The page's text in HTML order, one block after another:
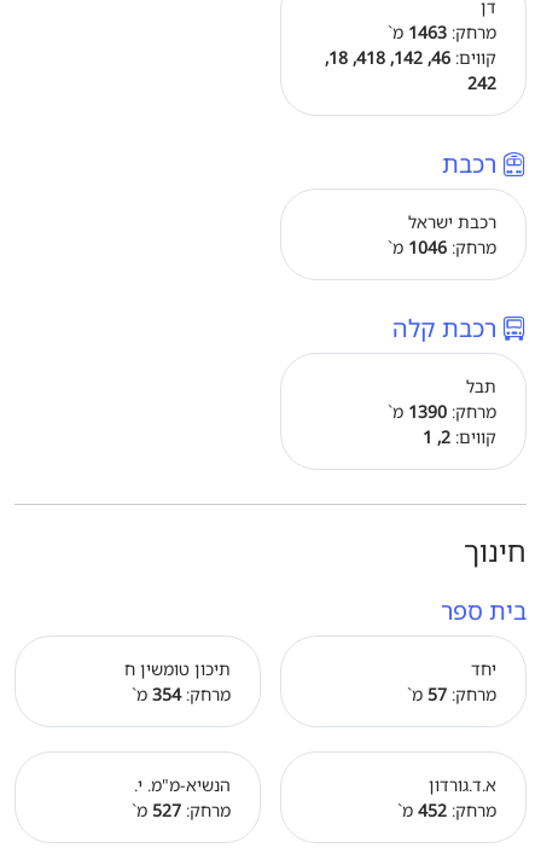
דן
מרחק: 1463 מ`
קווים:
46, 142, 418, 18,
242
רכבת
רכבת ישראל
מרחק: 1046 מ`
רכבת קלה
תבל
מרחק: 1390 מ`
קווים: 2, 1
חינוך
בית ספר
יחד
מרחק: 57 מ`
תיכון טומשין ח
מרחק:354 מ`
א.ד.גורדון
מרחק: 452 מ`
הנשיא-מ"מ. י.
מרחק: 527 מ`